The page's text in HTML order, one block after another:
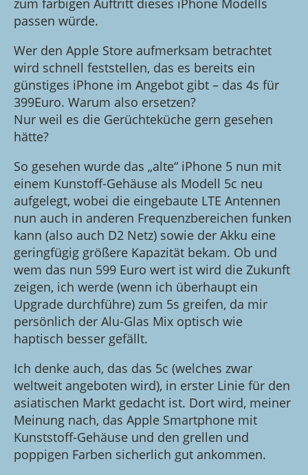
zum farbigen Auftritt dieses iPhone Modells
passen würde.
Wer den Apple Store aufmerksam betrachtet
wird schnell feststellen, das es bereits ein
günstiges iPhone im Angebot gibt – das 4s für
399Euro. Warum also ersetzen?
Nur weil es die Gerüchteküche gern gesehen
hätte?
So gesehen wurde das „alte“ iPhone 5 nun mit
einem Kunstoff-Gehäuse als Modell 5c neu
aufgelegt, wobei die eingebaute LTE Antennen
nun auch in anderen Frequenzbereichen funken
kann (also auch D2 Netz) sowie der Akku eine
geringfügig größere Kapazität bekam. Ob und
wem das nun 599 Euro wert ist wird die Zukunft
zeigen, ich werde (wenn ich überhaupt ein
Upgrade durchführe) zum 5s greifen, da mir
persönlich der Alu-Glas Mix optisch wie
haptisch besser gefällt.
Ich denke auch, das das 5c (welches zwar
weltweit angeboten wird), in erster Linie für den
asiatischen Markt gedacht ist. Dort wird, meiner
Meinung nach, das Apple Smartphone mit
Kunststoff-Gehäuse und den grellen und
poppigen Farben sicherlich gut ankommen.